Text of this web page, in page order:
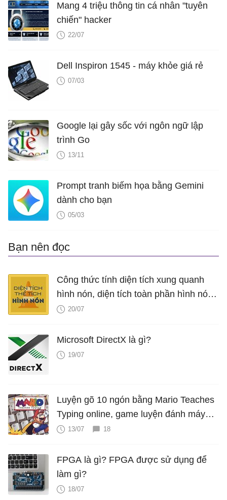
Mang 4 triệu thông tin cá nhân "tuyên
chiến" hacker
22/07
Dell Inspiron 1545 - máy khỏe giá rẻ
07/03
Google lại gây sốc với ngôn ngữ lập
trình Go
13/11
Prompt tranh biếm họa bằng Gemini
dành cho bạn
05/03
Bạn nên đọc
Công thức tính diện tích xung quanh
hình nón, diện tích toàn phần hình nón,
thể tích hình nón, V nón
20/07
Microsoft DirectX là gì?
19/07
Luyện gõ 10 ngón bằng Mario Teaches
Typing online, game luyện đánh máy
cực hấp dẫn
13/07 18
FPGA là gì? FPGA được sử dụng để
làm gì?
18/07